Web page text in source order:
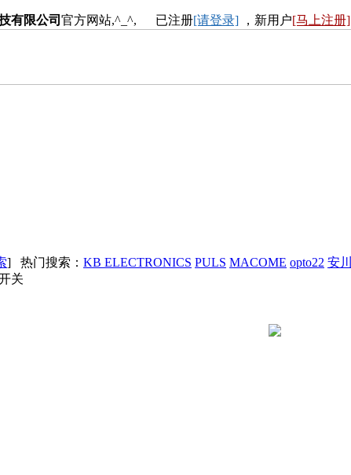
有限公司 官方网站,^_^, 已注册[请登录] ，新用户[马上注册]
] 热门搜索： KB ELECTRONICS PULS MACOME opto22 安川
关